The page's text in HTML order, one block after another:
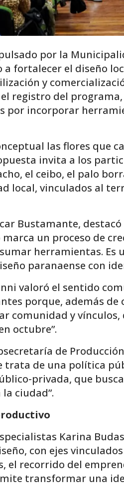
por la
a fortalecer el diseño
y
registro del
por incorporar
las flores que
invita a los
el ceibo, el palo
local, vinculados al
Bustamante,
un proceso de
herramientas. Es
paranaense con
valoró el sentido
porque, además
comunidad y vínculos,
octubre”.
de
trata de una política
privada, que
ciudad”.
Karina
con ejes
el recorrido del
transformar una